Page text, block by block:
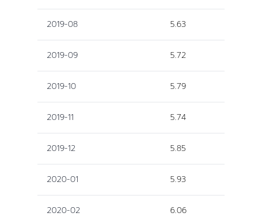
2019-08 5.63
2019-09 5.72
2019-10 5.79
2019-11 5.74
2019-12 5.85
2020-01 5.93
2020-02 6.06